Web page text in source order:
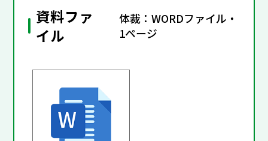
資料ファ
イル
体裁：WORDファイル・
1ページ